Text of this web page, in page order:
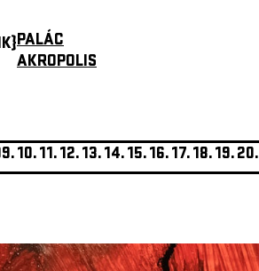
PALÁC
AKROPOLIS
10.11.12.13.14.15.16.17.18.19.20.